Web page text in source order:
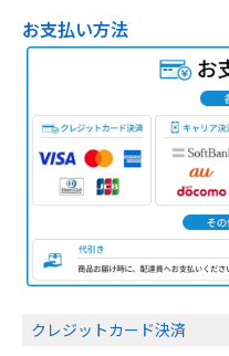
お支払い方法
クレジットカード決済